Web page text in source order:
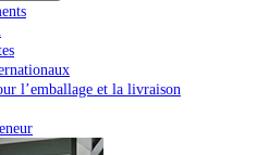
l’emballage et la livraison